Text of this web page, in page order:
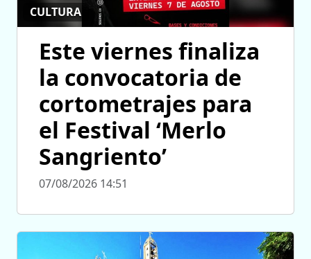
CULTURA
Este viernes finaliza
la convocatoria de
cortometrajes para
el Festival ‘Merlo
Sangriento’
07/08/2026 14:51